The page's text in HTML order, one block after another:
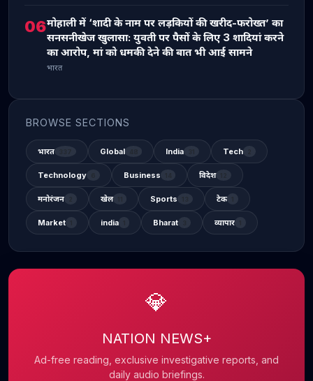
06मोहाली में ‘शादी के नाम पर लड़कियों की खरीद-फरोख्त’ का
सनसनीखेज खुलासा: युवती पर पैसों के लिए 3 शादियां करने
का आरोप, मां को धमकी देने की बात भी आई सामने
भारत
BROWSE SECTIONS
भारत Global India Tech
Technology Business विदेश
मनोरंजन खेल Sports टेक
Market india Bharat व्यापार
💎
NATION NEWS+
Ad-free reading, exclusive investigative reports, and
daily audio briefings.